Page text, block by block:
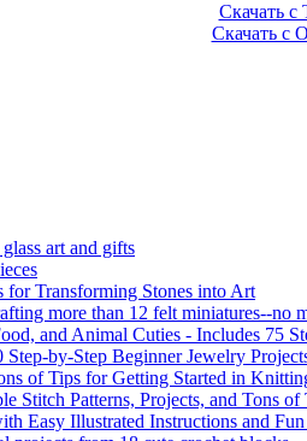
Скачать с
Скачать с
art and gifts
for Transforming Stones into Art
more than 12 felt miniatures--no
and Animal Cuties - Includes 75
by-Step Beginner Jewelry
of Tips for Getting Started in
Stitch Patterns, Projects, and Tons of
Easy Illustrated Instructions and Fun